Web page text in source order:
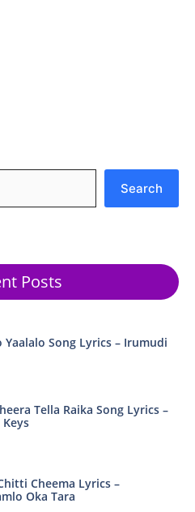
Search
Posts
Yaalalo Song Lyrics – Irumudi
Tella Raika Song Lyrics –
Cheema Lyrics –
Oka Tara